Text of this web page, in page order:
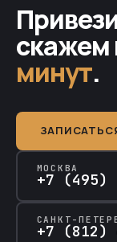
скажем
минут.
МОСКВА
+7 (495)
САНКТ-
+7 (812)